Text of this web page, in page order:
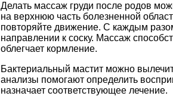
Делать массаж груди после родов
на верхнюю часть болезненной
повторяйте движение. С каждым
направлении к соску. Массаж
облегчает кормление.
Бактериальный мастит можно
анализы помогают определить
назначает соответствующее лечение.